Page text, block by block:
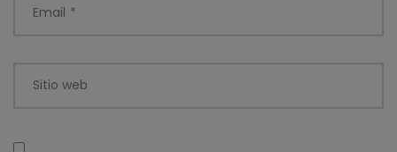
Email *
Sitio web